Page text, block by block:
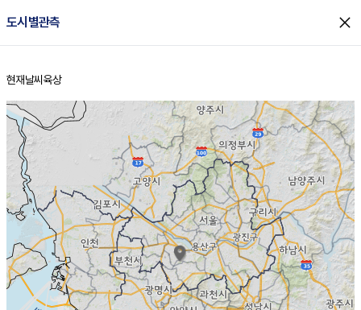
도시별관측 close
홈
현재날씨 육상